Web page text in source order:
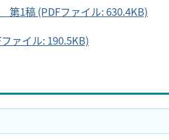
1稿 (PDFファイル: 630.4KB)
ァイル: 190.5KB)